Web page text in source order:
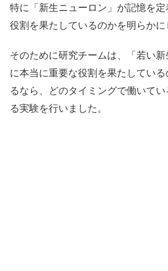
特に「新生ニューロン」が記憶を
役割を果たしているのかを明らかに
そのために研究チームは、「若い
に本当に重要な役割を果たしてい
るなら、どのタイミングで働いて
る実験を行いました。